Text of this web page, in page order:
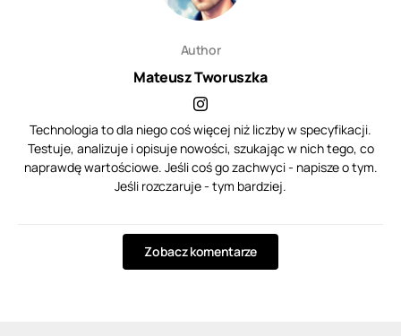
Author
Mateusz Tworuszka
Technologia to dla niego coś więcej niż liczby w specyfikacji.
Testuje, analizuje i opisuje nowości, szukając w nich tego, co
naprawdę wartościowe. Jeśli coś go zachwyci - napisze o tym.
Jeśli rozczaruje - tym bardziej.
Zobacz komentarze